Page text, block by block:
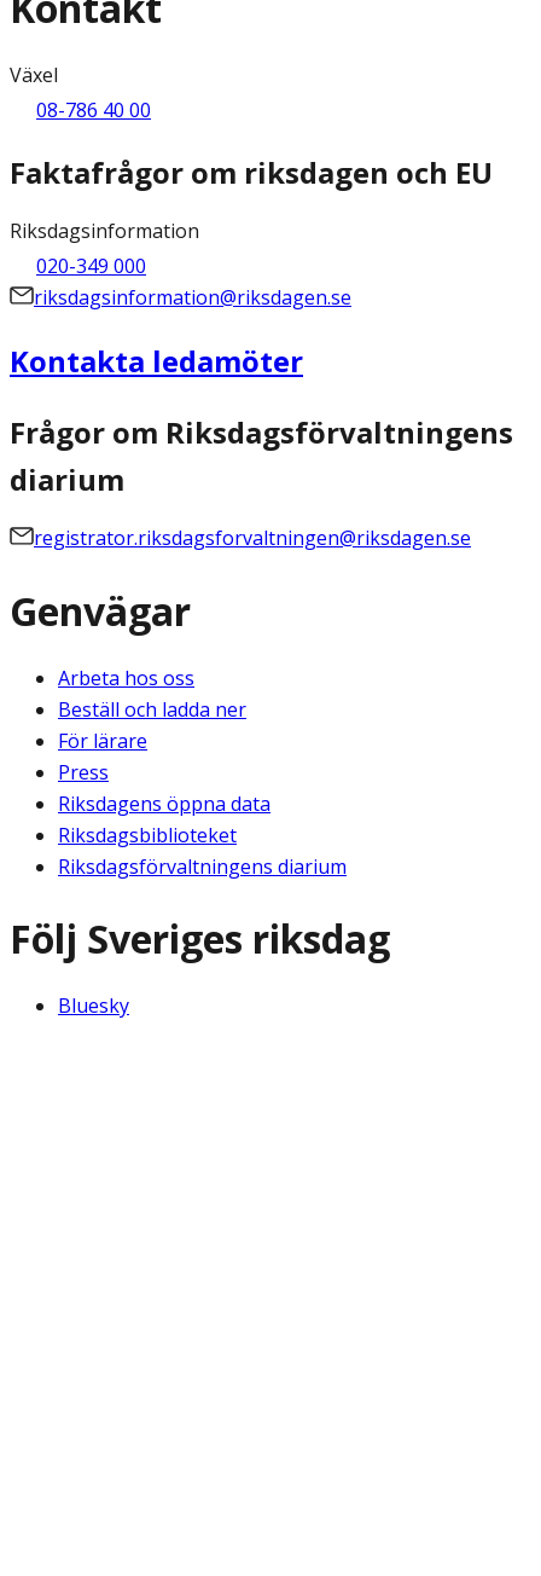
Växel
08-786 40 00
Faktafrågor om riksdagen och EU
Riksdagsinformation
020-349 000
riksdagsinformation@riksdagen.se
Kontakta ledamöter
Frågor om Riksdagsförvaltningens
diarium
registrator.riksdagsforvaltningen@riksdagen.se
Genvägar
Arbeta hos oss
Beställ och ladda ner
För lärare
Press
Riksdagens öppna data
Riksdagsbiblioteket
Riksdagsförvaltningens diarium
Följ Sveriges riksdag
Bluesky